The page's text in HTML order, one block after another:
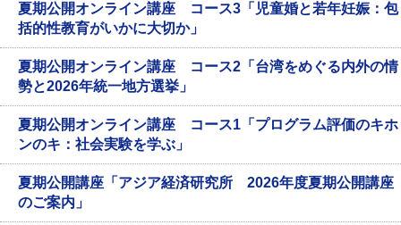
夏期公開オンライン講座 コース3「児童婚と若年妊娠：包
括的性教育がいかに大切か」
夏期公開オンライン講座 コース2「台湾をめぐる内外の情
勢と2026年統一地方選挙」
夏期公開オンライン講座 コース1「プログラム評価のキホ
ンのキ：社会実験を学ぶ」
夏期公開講座「アジア経済研究所 2026年度夏期公開講座
のご案内」